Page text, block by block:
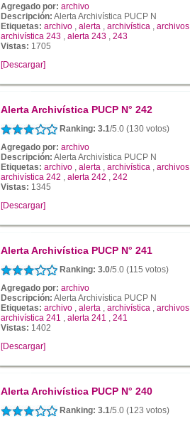
Agregado por: archivo
Descripción: Alerta Archivística PUCP N
Etiquetas: archivo alerta archivística archivos
archivística 243
alerta 243
243
Vistas: 1705
[Descargar]
Alerta Archivística PUCP N° 242
Ranking: 3.1/5.0 (130 votos)
Agregado por: archivo
Descripción: Alerta Archivística PUCP N
Etiquetas: archivo alerta archivística archivos
archivística 242
alerta 242
242
Vistas: 1345
[Descargar]
Alerta Archivística PUCP N° 241
Ranking: 3.0/5.0 (115 votos)
Agregado por: archivo
Descripción: Alerta Archivística PUCP N
Etiquetas: archivo alerta archivística archivos
archivística 241
alerta 241
241
Vistas: 1402
[Descargar]
Alerta Archivística PUCP N° 240
Ranking: 3.1/5.0 (123 votos)